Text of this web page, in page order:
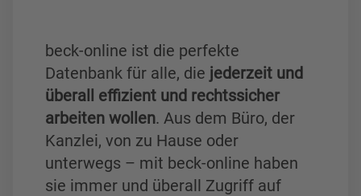
beck-online ist die perfekte
Datenbank für alle, die jederzeit und
überall effizient und rechtssicher
arbeiten wollen. Aus dem Büro, der
Kanzlei, von zu Hause oder
unterwegs – mit beck-online haben
sie immer und überall Zugriff auf